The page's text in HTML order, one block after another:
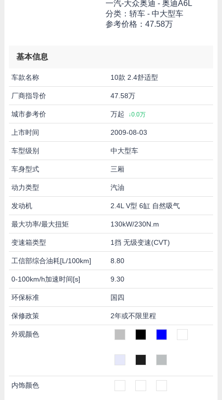
一汽-大众奥迪 - 奥迪A6L
分类：轿车 - 中大型车
参考价格： 47.58万
基本信息
车款名称 10款 2.4舒适型
厂商指导价 47.58万
城市参考价 万起 ↓0.0万
上市时间 2009-08-03
车型级别 中大型车
车身型式 三厢
动力类型 汽油
发动机 2.4L V型 6缸 自然吸气
最大功率/最大扭矩 130kW/230N.m
变速箱类型 1挡 无级变速(CVT)
工信部综合油耗[L/100km] 8.80
0-100km/h加速时间[s] 9.30
环保标准 国四
保修政策 2年或不限里程
外观颜色
内饰颜色